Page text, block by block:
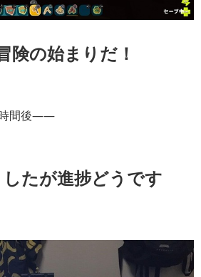
険の始まりだ！
時間後――
たが進捗どうです